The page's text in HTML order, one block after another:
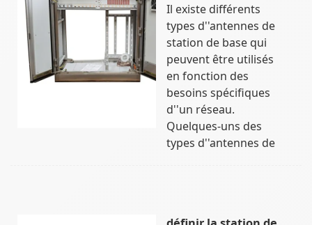
Il existe différents
types d''antennes de
station de base qui
peuvent être utilisés
en fonction des
besoins spécifiques
d''un réseau.
Quelques-uns des
types d''antennes de